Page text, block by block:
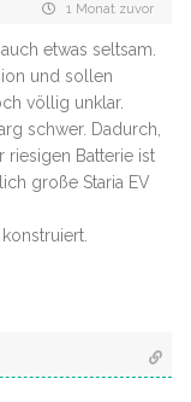
1 Monat zuvor
etwas seltsam.
und sollen
völlig unklar.
schwer. Dadurch,
Batterie ist
große Staria EV